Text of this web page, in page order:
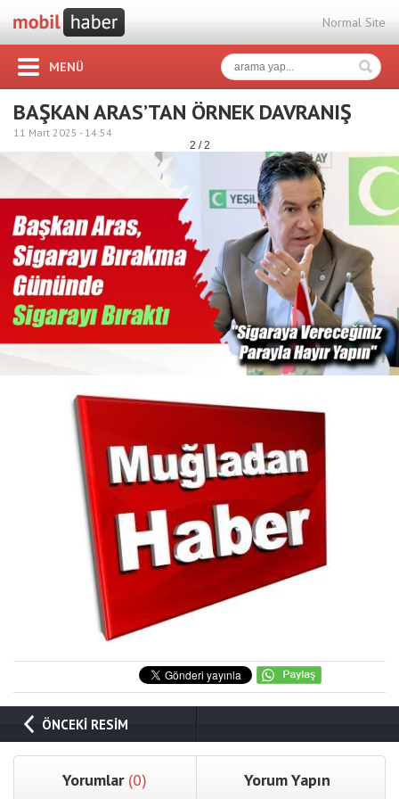
Normal Site
MENÜ
BAŞKAN ARAS’TAN ÖRNEK DAVRANIŞ
11 Mart 2025 - 14:54
2 / 2
ÖNCEKİ RESİM
Yorumlar (0) Yorum Yapın